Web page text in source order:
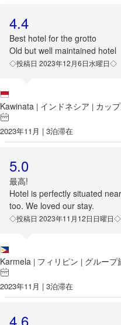
4.4
Best hotel for the grotto
Old but well maintained hotel
◇投稿日 2023年12月6日水曜日◇
Kawinata | インドネシア | カッ
2023年11月 | 3泊滞在
5.0
最高!
Hotel is perfectly situated
too. We loved our stay.
◇投稿日 2023年11月12日日曜日◇
Karmela | フィリピン | グループ
2023年11月 | 3泊滞在
4.6